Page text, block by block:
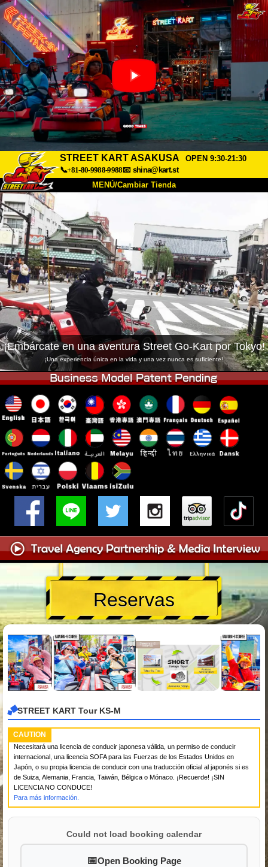
STREET KART ASAKUSA
OPEN 9:30-21:30
📞+81-80-9988-9988📧 shina@kart.st
MENÚ/Cambiar Tienda
Acerca de Especificaciones Precios
Acceso Testimonios Preguntas Frecuentes
Empresa Reservas
Cambiar Tienda
Tokyo Shinagawa Tokyo Akihabara#1
Tokyo Akihabara#2 Tokyo Shibuya
Tokyo Shibuya Annex Tokyo Bay
Tokyo Asakusa Osaka
¡Embárcate en una aventura Street Go-Kart por Tokyo!
¡Una experiencia única en la vida y una vez nunca es suficiente!
Reservas
STREET KART Tour KS-M
CAUTION
Necesitará una licencia de conducir japonesa válida, un permiso de conducir
internacional, una licencia SOFA para las Fuerzas de los Estados Unidos en
Japón, o su propia licencia de conducir con una traducción oficial al japonés si es
de Suiza, Alemania, Francia, Taiwán, Bélgica o Mónaco. ¡Recuerde! ¡SIN
LICENCIA NO CONDUCE!
Para más información.
Could not load booking calendar
Open Booking Page